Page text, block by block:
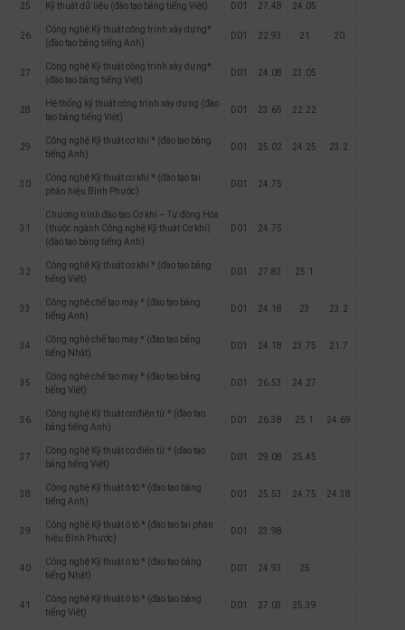
25 Kỹ thuật dữ liệu (đào tạo bằng tiếng Việt) D01 27.48 24.05
26
Công nghệ Kỹ thuật công trình xây dựng*
(đào tạo bằng tiếng Anh)
D01 22.93 21 20
27
Công nghệ Kỹ thuật công trình xây dựng*
(đào tạo bằng tiếng Việt)
D01 24.08 23.05
28
Hệ thống kỹ thuật công trình xây dựng (đào
tạo bằng tiếng Việt)
D01 23.65 22.22
29
Công nghệ Kỹ thuật cơ khí * (đào tạo bằng
tiếng Anh)
D01 25.02 24.25 23.2
30
Công nghệ Kỹ thuật cơ khí * (đào tạo tại
phân hiệu Bình Phước)
D01 24.75
31
Chương trình đào tạo Cơ khí – Tự động Hóa
(thuộc ngành Công nghệ Kỹ thuật Cơ khí)
(đào tạo bằng tiếng Anh)
D01 24.75
32
Công nghệ Kỹ thuật cơ khí * (đào tạo bằng
tiếng Việt)
D01 27.83 25.1
33
Công nghệ chế tạo máy * (đào tạo bằng
tiếng Anh)
D01 24.18 23 23.2
34
Công nghệ chế tạo máy * (đào tạo bằng
tiếng Nhật)
D01 24.18 23.75 21.7
35
Công nghệ chế tạo máy * (đào tạo bằng
tiếng Việt)
D01 26.53 24.27
36
Công nghệ Kỹ thuật cơ điện tử * (đào tạo
bằng tiếng Anh)
D01 26.38 25.1 24.69
37
Công nghệ Kỹ thuật cơ điện tử * (đào tạo
bằng tiếng Việt)
D01 29.08 25.45
38
Công nghệ Kỹ thuật ô tô * (đào tạo bằng
tiếng Anh)
D01 25.53 24.75 24.38
39
Công nghệ Kỹ thuật ô tô * (đào tạo tại phân
hiệu Bình Phước)
D01 23.98
40
Công nghệ Kỹ thuật ô tô * (đào tạo bằng
tiếng Nhật)
D01 24.93 25
41
Công nghệ Kỹ thuật ô tô * (đào tạo bằng
tiếng Việt)
D01 27.03 25.39